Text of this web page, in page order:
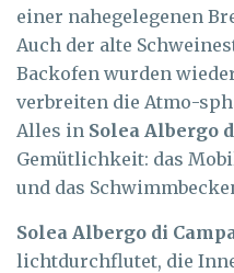
einer nahegelegenen
Auch der alte
Backofen wurden
verbreiten die Atmo-
Alles in Solea Albergo
Gemütlichkeit: das
und das
Solea Albergo di
lichtdurchflutet, die